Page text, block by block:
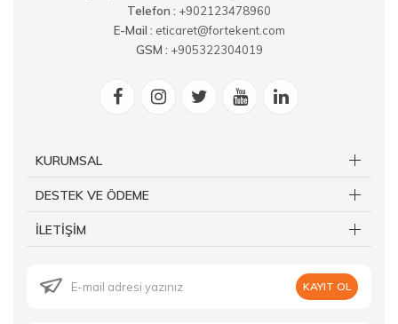
Telefon : +902123478960
E-Mail : eticaret@fortekent.com
GSM : +905322304019
KURUMSAL
DESTEK VE ÖDEME
İLETİŞİM
KAYIT OL